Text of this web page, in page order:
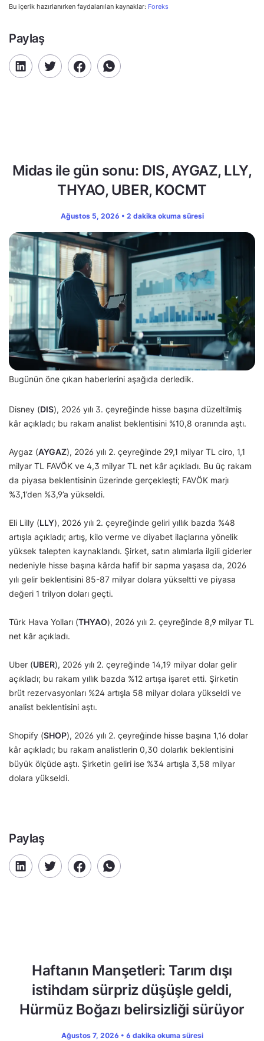
Bu içerik hazırlanırken faydalanılan kaynaklar: Foreks
Paylaş
Midas ile gün sonu: DIS, AYGAZ, LLY,
THYAO, UBER, KOCMT
Ağustos 5, 2026 • 2 dakika okuma süresi
Bugünün öne çıkan haberlerini aşağıda derledik.
Disney (DIS), 2026 yılı 3. çeyreğinde hisse başına düzeltilmiş
kâr açıkladı; bu rakam analist beklentisini %10,8 oranında aştı.
Aygaz (AYGAZ), 2026 yılı 2. çeyreğinde 29,1 milyar TL ciro, 1,1
milyar TL FAVÖK ve 4,3 milyar TL net kâr açıkladı. Bu üç rakam
da piyasa beklentisinin üzerinde gerçekleşti; FAVÖK marjı
%3,1’den %3,9’a yükseldi.
Eli Lilly (LLY), 2026 yılı 2. çeyreğinde geliri yıllık bazda %48
artışla açıkladı; artış, kilo verme ve diyabet ilaçlarına yönelik
yüksek talepten kaynaklandı. Şirket, satın alımlarla ilgili giderler
nedeniyle hisse başına kârda hafif bir sapma yaşasa da, 2026
yılı gelir beklentisini 85-87 milyar dolara yükseltti ve piyasa
değeri 1 trilyon doları geçti.
Türk Hava Yolları (THYAO), 2026 yılı 2. çeyreğinde 8,9 milyar TL
net kâr açıkladı.
Uber (UBER), 2026 yılı 2. çeyreğinde 14,19 milyar dolar gelir
açıkladı; bu rakam yıllık bazda %12 artışa işaret etti. Şirketin
brüt rezervasyonları %24 artışla 58 milyar dolara yükseldi ve
analist beklentisini aştı.
Shopify (SHOP), 2026 yılı 2. çeyreğinde hisse başına 1,16 dolar
kâr açıkladı; bu rakam analistlerin 0,30 dolarlık beklentisini
büyük ölçüde aştı. Şirketin geliri ise %34 artışla 3,58 milyar
dolara yükseldi.
Paylaş
Haftanın Manşetleri: Tarım dışı
istihdam sürpriz düşüşle geldi,
Hürmüz Boğazı belirsizliği sürüyor
Ağustos 7, 2026 • 6 dakika okuma süresi